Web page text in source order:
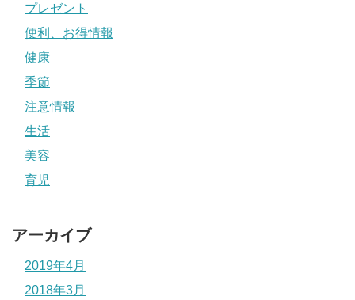
プレゼント
便利、お得情報
健康
季節
注意情報
生活
美容
育児
アーカイブ
2019年4月
2018年3月